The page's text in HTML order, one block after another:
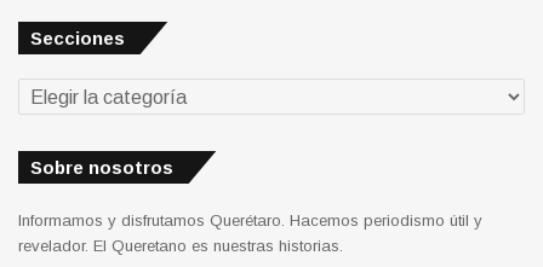
Secciones
Secciones
Sobre nosotros
Informamos y disfrutamos Querétaro. Hacemos periodismo útil y
revelador. El Queretano es nuestras historias.